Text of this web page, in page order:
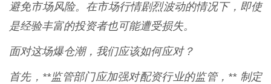
避免市场风险。在市场行情剧烈波动的情况下，即使
是经验丰富的投资者也可能遭受损失。
面对这场爆仓潮，我们应该如何应对？
首先，**监管部门应加强对配资行业的监管，** 制定